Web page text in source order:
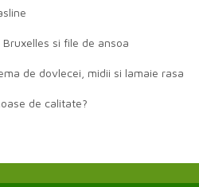
si file de ansoa
de dovlecei, midii si lamaie rasa
de calitate?